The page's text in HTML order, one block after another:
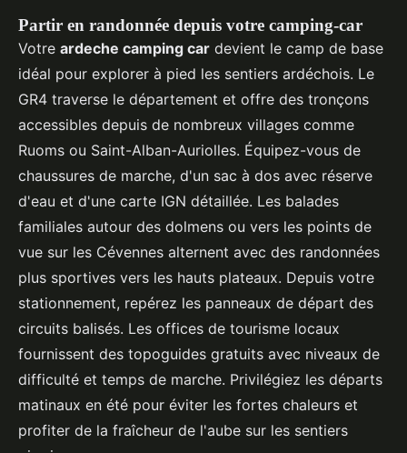
Partir en randonnée depuis votre camping-car
Votre ardeche camping car devient le camp de base
idéal pour explorer à pied les sentiers ardéchois. Le
GR4 traverse le département et offre des tronçons
accessibles depuis de nombreux villages comme
Ruoms ou Saint-Alban-Auriolles. Équipez-vous de
chaussures de marche, d'un sac à dos avec réserve
d'eau et d'une carte IGN détaillée. Les balades
familiales autour des dolmens ou vers les points de
vue sur les Cévennes alternent avec des randonnées
plus sportives vers les hauts plateaux. Depuis votre
stationnement, repérez les panneaux de départ des
circuits balisés. Les offices de tourisme locaux
fournissent des topoguides gratuits avec niveaux de
difficulté et temps de marche. Privilégiez les départs
matinaux en été pour éviter les fortes chaleurs et
profiter de la fraîcheur de l'aube sur les sentiers